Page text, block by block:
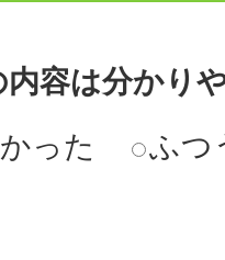
内容は分かり
った
ふつ